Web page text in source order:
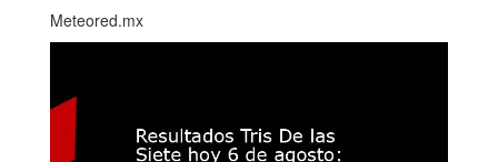
Meteored.mx